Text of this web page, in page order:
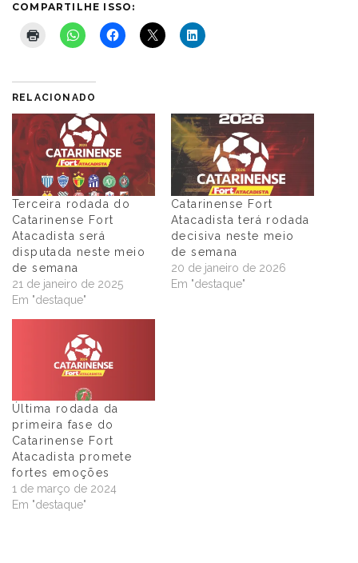
COMPARTILHE ISSO:
RELACIONADO
Terceira rodada do
Catarinense Fort
Atacadista será
disputada neste meio
de semana
21 de janeiro de 2025
Em "destaque"
Catarinense Fort
Atacadista terá rodada
decisiva neste meio
de semana
20 de janeiro de 2026
Em "destaque"
Última rodada da
primeira fase do
Catarinense Fort
Atacadista promete
fortes emoções
1 de março de 2024
Em "destaque"